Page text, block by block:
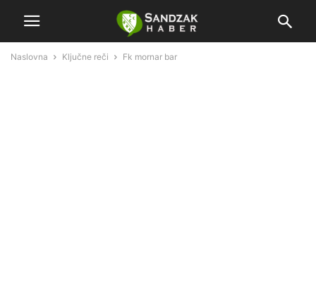
Naslovna Ključne reči Fk mornar bar